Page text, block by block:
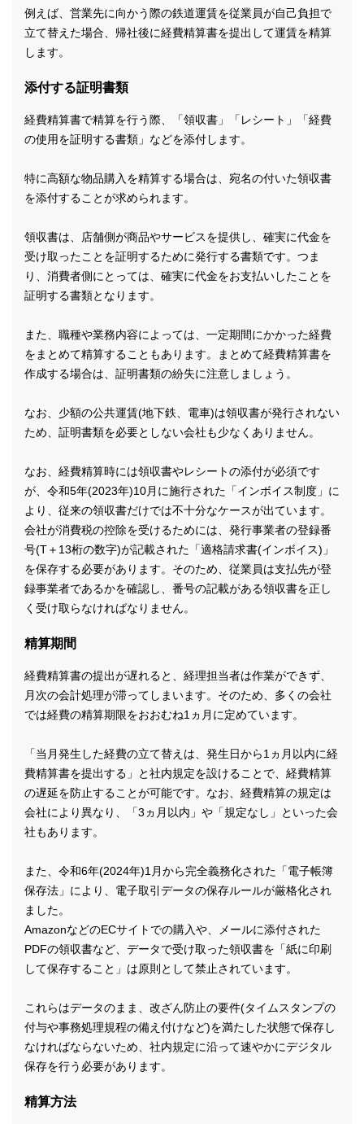
例えば、営業先に向かう際の鉄道運賃を従業員が自己負担で
立て替えた場合、帰社後に経費精算書を提出して運賃を精算
します。
添付する証明書類
経費精算書で精算を行う際、「領収書」「レシート」「経費
の使用を証明する書類」などを添付します。
特に高額な物品購入を精算する場合は、宛名の付いた領収書
を添付することが求められます。
領収書は、店舗側が商品やサービスを提供し、確実に代金を
受け取ったことを証明するために発行する書類です。つま
り、消費者側にとっては、確実に代金をお支払いしたことを
証明する書類となります。
また、職種や業務内容によっては、一定期間にかかった経費
をまとめて精算することもあります。まとめて経費精算書を
作成する場合は、証明書類の紛失に注意しましょう。
なお、少額の公共運賃(地下鉄、電車)は領収書が発行されない
ため、証明書類を必要としない会社も少なくありません。
なお、経費精算時には領収書やレシートの添付が必須です
が、令和5年(2023年)10月に施行された「インボイス制度」に
より、従来の領収書だけでは不十分なケースが出ています。
会社が消費税の控除を受けるためには、発行事業者の登録番
号(T＋13桁の数字)が記載された「適格請求書(インボイス)」
を保存する必要があります。そのため、従業員は支払先が登
録事業者であるかを確認し、番号の記載がある領収書を正し
く受け取らなければなりません。
精算期間
経費精算書の提出が遅れると、経理担当者は作業ができず、
月次の会計処理が滞ってしまいます。そのため、多くの会社
では経費の精算期限をおおむね1ヵ月に定めています。
「当月発生した経費の立て替えは、発生日から1ヵ月以内に経
費精算書を提出する」と社内規定を設けることで、経費精算
の遅延を防止することが可能です。なお、経費精算の規定は
会社により異なり、「3ヵ月以内」や「規定なし」といった会
社もあります。
また、令和6年(2024年)1月から完全義務化された「電子帳簿
保存法」により、電子取引データの保存ルールが厳格化され
ました。
AmazonなどのECサイトでの購入や、メールに添付された
PDFの領収書など、データで受け取った領収書を「紙に印刷
して保存すること」は原則として禁止されています。
これらはデータのまま、改ざん防止の要件(タイムスタンプの
付与や事務処理規程の備え付けなど)を満たした状態で保存し
なければならないため、社内規定に沿って速やかにデジタル
保存を行う必要があります。
精算方法